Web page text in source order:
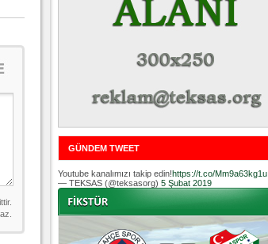
Hoş geldin Göktuğ Bebek!
Teksas.org ekibimizden ve tribünlerimizi
Teksas tribünlerinden Basri İleri'nin dü
Hoş geldin Kerem Bebek!
Tribünlerimizden Mesut Ulusoy'un (Duka)
Hoş geldin Aslan bebek!
Teksas tribününden Kaan İnal'ın dünya ta
Hoş geldin Güneş bebek!
Teksas tribününden Sadettin Çetinoğlu'nu
GÜNDEM TWEET
Youtube kanalımızı takip edin!https://t.co/Mm9a63kg1u
— TEKSAS (@teksasorg) 5 Şubat 2019